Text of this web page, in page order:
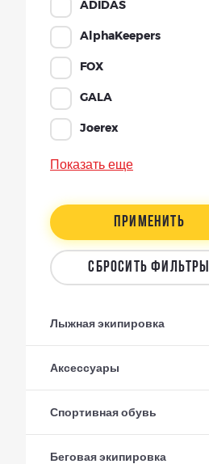
Лыжная экипировка
Аксессуары
Спортивная обувь
Беговая экипировка
ADIDAS
AlphaKeepers
FOX
GALA
Joerex
Показать еще
ПРИМЕНИТЬ
СБРОСИТЬ ФИЛЬТРЫ